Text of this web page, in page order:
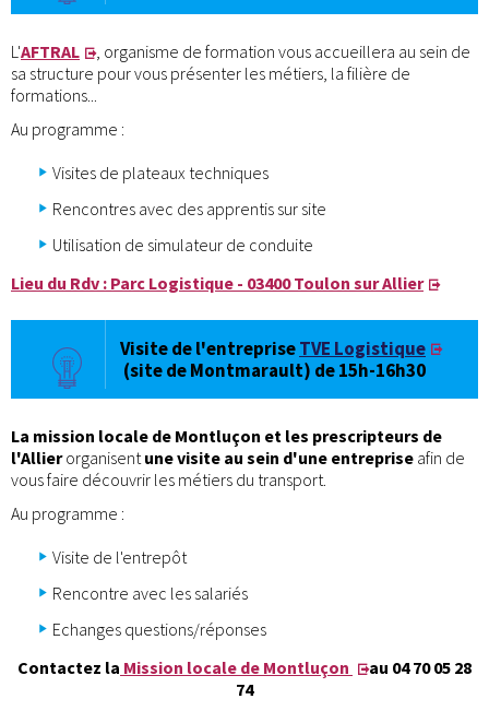
L'AFTRAL
, organisme de formation vous accueillera au sein de
sa structure pour vous présenter les métiers, la filière de
formations...
Au programme :
Visites de plateaux techniques
Rencontres avec des apprentis sur site
Utilisation de simulateur de conduite
Lieu du Rdv : Parc Logistique - 03400 Toulon sur Allier
Visite de l'entrepriseTVE Logistique
(site de Montmarault) de 15h-16h30
La mission locale de Montluçon et les prescripteurs de
l'Allierorganisent une visite au sein d'une entreprise afin de
vous faire découvrir les métiers du transport.
Au programme :
Visite de l'entrepôt
Rencontre avec les salariés
Echanges questions/réponses
Contactez la Mission locale de Montluçon
au 04 70 05 28
74